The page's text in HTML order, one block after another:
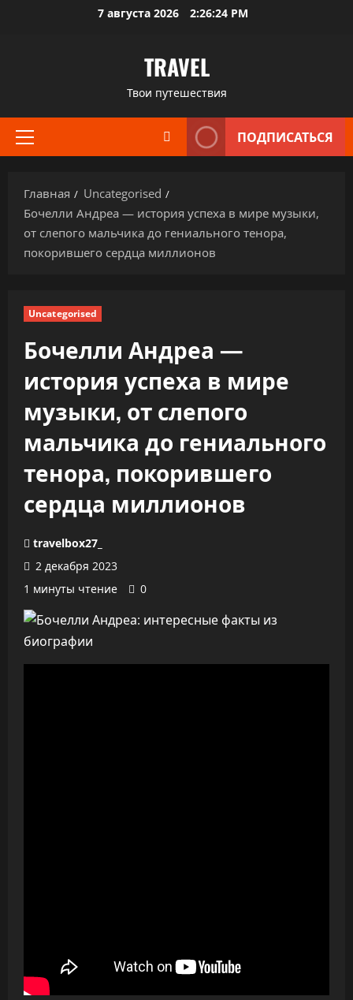
7 августа 2026 2:26:25 PM
TRAVEL
Твои путешествия
Основное
ПОДПИСАТЬСЯ
Главная
Uncategorised
Бочелли Андреа — история успеха в мире музыки,
от слепого мальчика до гениального тенора,
покорившего сердца миллионов
Uncategorised
Бочелли Андреа —
история успеха в мире
музыки, от слепого
мальчика до гениального
тенора, покорившего
сердца миллионов
travelbox27_
2 декабря 2023
1 минуты чтение
0